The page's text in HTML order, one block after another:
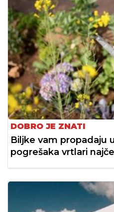
DOBRO JE ZNATI
Biljke vam propadaju
pogrešaka vrtlari